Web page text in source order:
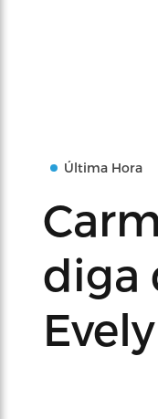
Última Hora
diga